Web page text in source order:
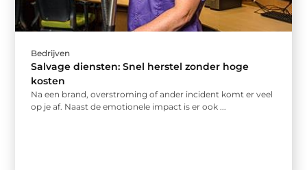
Bedrijven
Salvage diensten: Snel herstel zonder hoge
kosten
Na een brand, overstroming of ander incident komt er veel
op je af. Naast de emotionele impact is er ook ...